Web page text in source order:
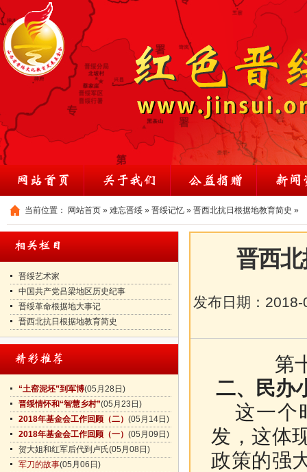
当前位置： 网站首页 » 难忘晋绥 » 晋绥记忆 » 晋西北抗日根据地教育简史 »
晋绥艺术家
中国共产党吕梁地区历史纪事
晋绥革命根据地大事记
晋西北抗日根据地教育简史
“土窑泥坯”到军博(05月28日)
晋绥情怀和“智慧乡村”(05月23日)
2018年基金会工作回顾（二） (05月14日)
2018年基金会工作回顾（一） (05月09日)
贺大姐和红军后代到卢氏(05月08日)
军刀的故事(05月06日)
晋西
发布日期： 2018-
第
二、民办
这一个
发，这体
政策的强